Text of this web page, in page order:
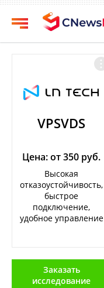
Публикации
обзоры
кабинет
проекте
Аналитика
Конференции
Техника
VPSVDS
Цена: от 350 руб.
Высокая
отказоустойчивость,
быстрое
подключение,
удобное управление
Заказать
исследование